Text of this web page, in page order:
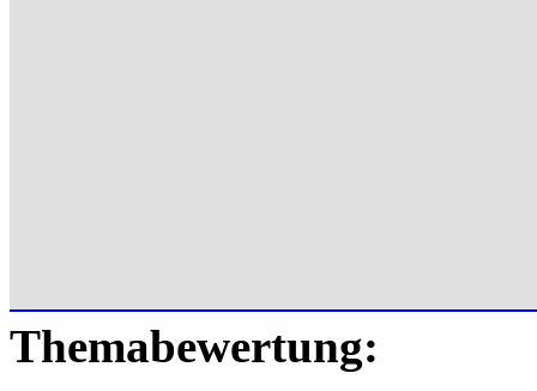
Themabewertung: